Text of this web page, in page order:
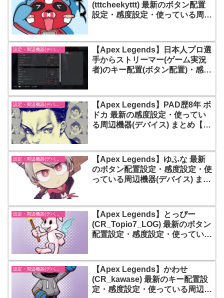
(tttcheekyttt) 最新のボタン配置
設定・感度設定・使っている周辺
【Apex Legends】日本人プロ選
手からストリーマー(ゲーム実況
者)のキー配置(ボタン配置)・感度
【Apex Legends】PAD歴8年 ボ
ドカ 最新の感度設定・使ってい
る周辺機器(デバイス) まとめ【エ
設定・周辺機器(デバイス)-エーペックスレジェンズ【Apex Legends】
【Apex Legends】ゆふな 最新
のボタン配置設定・感度設定・使
っている周辺機器(デバイス) まと
【Apex Legends】とっぴー
(CR_Topio7_LOG) 最新のボタン
配置設定・感度設定・使っている
【Apex Legends】かわせ
(CR_kawase) 最新のキー配置設
定・感度設定・使っている周辺機